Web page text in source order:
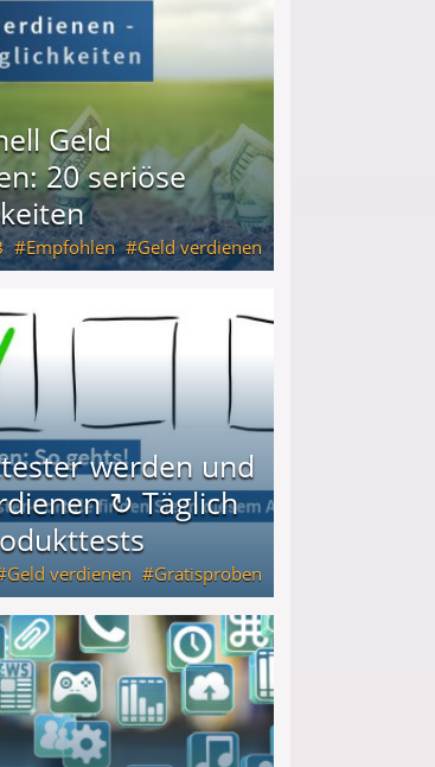
Geld
20 seriöse
Empfohlen Geld verdienen
werden und
↻ Täglich
Geld verdienen Gratisproben
Produkttests